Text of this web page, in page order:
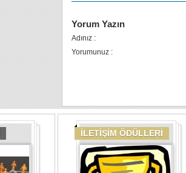
Yorum Yazın
Adınız :
Yorumunuz :
İLETİŞİM ÖDÜLLERİ